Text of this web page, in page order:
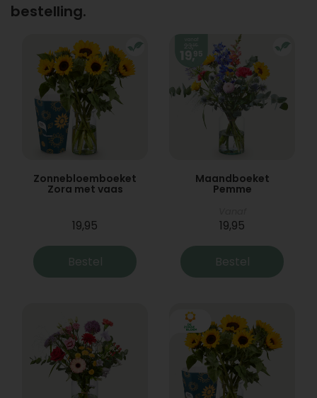
bestelling.
Zonnebloemboeket
Zora met vaas
19,95
Bestel
Maandboeket
Pemme
19,95
Bestel